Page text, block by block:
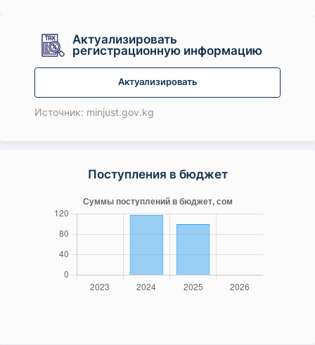
Актуализировать
регистрационную информацию
Актуализировать
Источник: minjust.gov.kg
Поступления в бюджет